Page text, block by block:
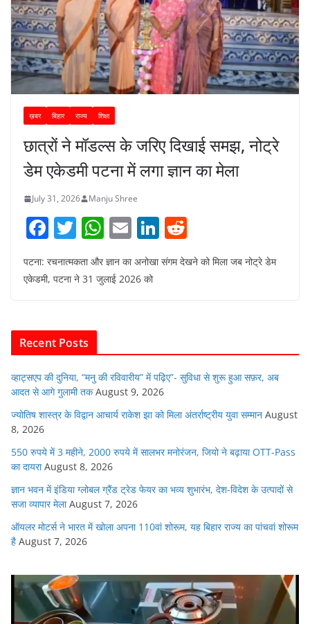
ख़बर बिहार राज्य शिक्षा
छात्रों ने मॉडल्स के जरिए दिखाई समझ, नोट्रे
डेम एकेडमी पटना में लगा ज्ञान का मेला
July 31, 2026 Manju Shree
F
c
o
o
k
T
itt
W
at
p
E
m
ai
Li
n
k
e
d
पटना: रचनात्मकता और ज्ञान का अनोखा संगम देखने को मिला जब नोट्रे डेम
एकेडमी, पटना ने 31 जुलाई 2026 को
Recent Posts
व्हाट्सएप की दुनिया, “मनु की रविवारीय” में पढ़िए”- सुविधा से शुरू हुआ सफ़र, अब
आदत से आगे गुलामी तक August 9, 2026
ज्योतिष शास्त्र के विद्वान आचार्य राकेश झा को मिला अंतर्राष्ट्रीय युवा सम्मान August
8, 2026
550 रुपये में 3 महीने, 2000 रुपये में सालभर मनोरंजन, जियो ने बढ़ाया OTT-Pass
का दायरा August 8, 2026
ज्ञान भवन में इंडिया ग्लोबल ग्रैंड ट्रेड फेयर का भव्य शुभारंभ, देश-विदेश के उत्पादों से
सजा व्यापार मेला August 7, 2026
ऑयलर मोटर्स ने भारत में खोला अपना 110वां शोरूम, यह बिहार राज्य का पांचवां शोरूम
है August 7, 2026